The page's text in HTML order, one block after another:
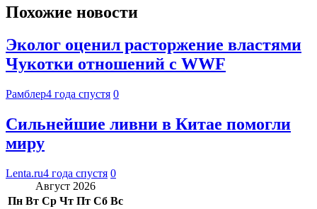
Похожие новости
Эколог оценил расторжение властями
Чукотки отношений с WWF
Рамблер4 года спустя 0
Сильнейшие ливни в Китае помогли
миру
Lenta.ru4 года спустя 0
Август 2026
Пн Вт Ср Чт Пт Сб Вс